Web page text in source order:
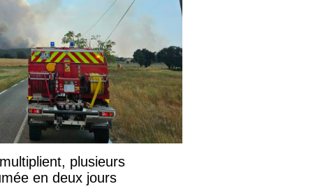
plusieurs
en deux jours